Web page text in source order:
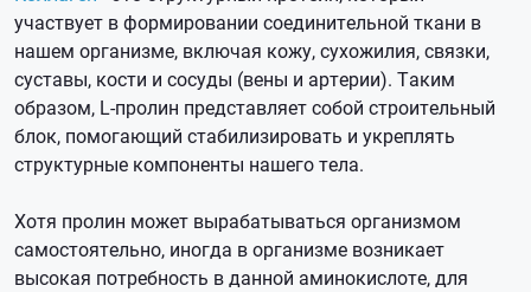
участвует в формировании соединительной ткани в
нашем организме, включая кожу, сухожилия, связки,
суставы, кости и сосуды (вены и артерии). Таким
образом, L-пролин представляет собой строительный
блок, помогающий стабилизировать и укреплять
структурные компоненты нашего тела.
Хотя пролин может вырабатываться организмом
самостоятельно, иногда в организме возникает
высокая потребность в данной аминокислоте, для